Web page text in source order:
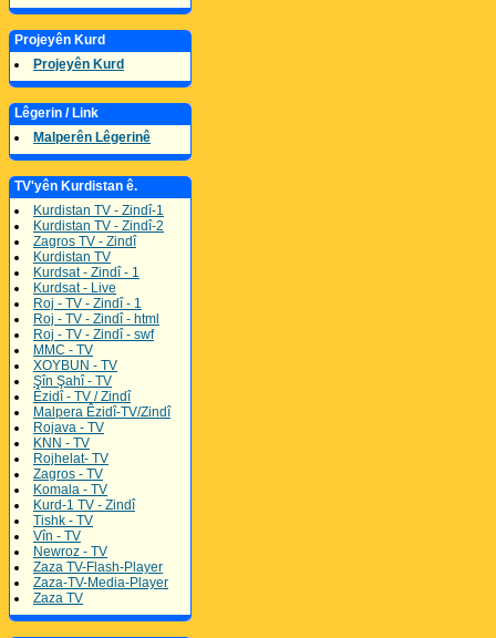
Projeyên Kurd
Projeyên Kurd
Lêgerin / Link
Malperên Lêgerinê
TV'yên Kurdistan ê.
Kurdistan TV - Zindî-1
Kurdistan TV - Zindî-2
Zagros TV - Zindî
Kurdistan TV
Kurdsat - Zindî - 1
Kurdsat - Live
Roj - TV - Zindî - 1
Roj - TV - Zindî - html
Roj - TV - Zindî - swf
MMC - TV
XOYBUN - TV
Şîn Şahî - TV
Êzidî - TV / Zindî
Malpera Êzidî-TV/Zindî
Rojava - TV
KNN - TV
Rojhelat- TV
Zagros - TV
Komala - TV
Kurd-1 TV - Zindî
Tishk - TV
Vîn - TV
Newroz - TV
Zaza TV-Flash-Player
Zaza-TV-Media-Player
Zaza TV